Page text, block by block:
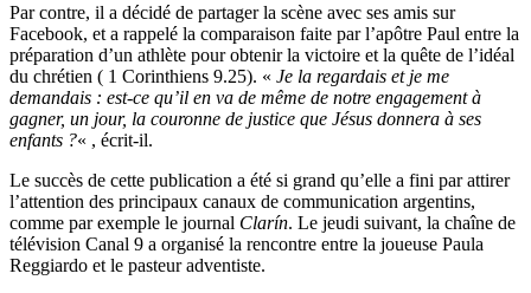
Par contre, il a décidé de partager la scène avec ses amis sur
Facebook, et a rappelé la comparaison faite par l’apôtre Paul entre la
préparation d’un athlète pour obtenir la victoire et la quête de l’idéal
du chrétien ( 1 Corinthiens 9.25). « Je la regardais et je me
demandais : est-ce qu’il en va de même de notre engagement à
gagner, un jour, la couronne de justice que Jésus donnera à ses
enfants ?« , écrit-il.
Le succès de cette publication a été si grand qu’elle a fini par attirer
l’attention des principaux canaux de communication argentins,
comme par exemple le journal Clarín. Le jeudi suivant, la chaîne de
télévision Canal 9 a organisé la rencontre entre la joueuse Paula
Reggiardo et le pasteur adventiste.